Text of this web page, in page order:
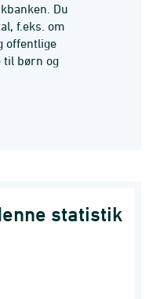
Du
f.eks. om
offentlige
til børn og
statistik